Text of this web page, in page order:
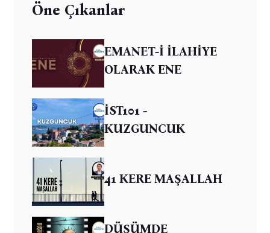
Öne Çıkanlar
EMANET-İ İLAHİYE
OLARAK ENE
İST101 -
KUZGUNCUK
41 KERE MAŞALLAH
DÜŞÜMDE